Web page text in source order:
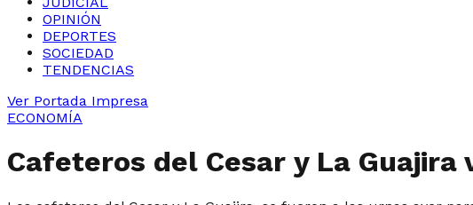
OPINIÓN
DEPORTES
SOCIEDAD
TENDENCIAS
Ver Portada Impresa
ECONOMÍA
Cafeteros del Cesar y La